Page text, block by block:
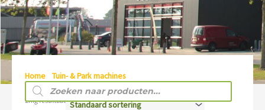
Home Tuin- & Park machines/ TRIMMER / KANTJEMAAIER
Producten
zoeken
Enig resultaat